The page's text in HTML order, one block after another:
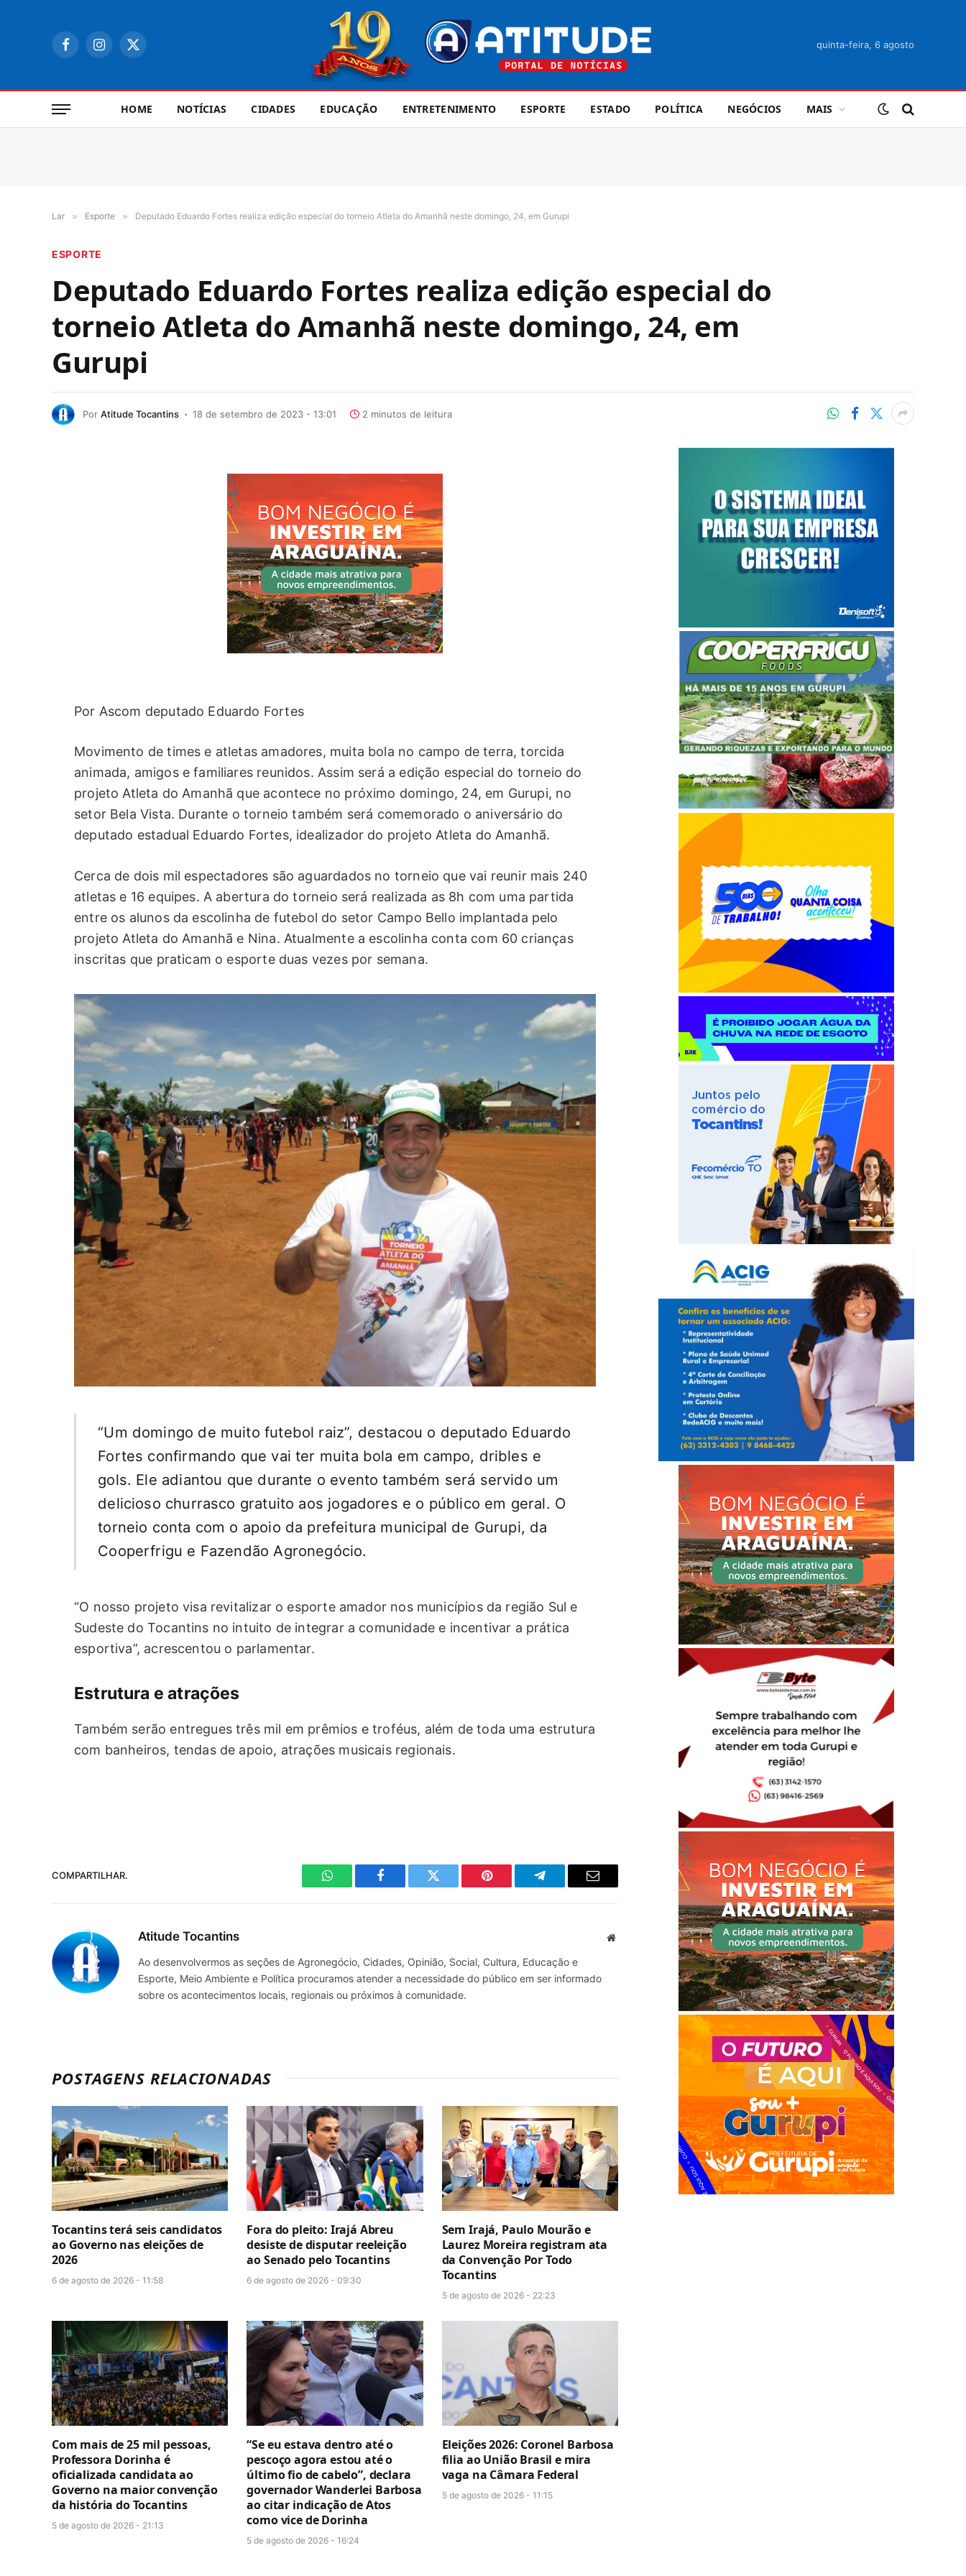
FacebookInstagram
X
quinta-feira, 6 agosto
HOME NOTÍCIAS CIDADES EDUCAÇÃO ENTRETENIMENTO ESPORTE ESTADO POLÍTICA NEGÓCIOS MAIS
Lar » Esporte » Deputado Eduardo Fortes realiza edição especial do torneio Atleta do Amanhã neste domingo, 24, em Gurupi
ESPORTE
Deputado Eduardo Fortes realiza edição especial do
torneio Atleta do Amanhã neste domingo, 24, em
Gurupi
Por Atitude Tocantins 18 de setembro de 2023 - 13:01 2 minutos de leitura
Por Ascom deputado Eduardo Fortes
Movimento de times e atletas amadores, muita bola no campo de terra, torcida
animada, amigos e familiares reunidos. Assim será a edição especial do torneio do
projeto Atleta do Amanhã que acontece no próximo domingo, 24, em Gurupi, no
setor Bela Vista. Durante o torneio também será comemorado o aniversário do
deputado estadual Eduardo Fortes, idealizador do projeto Atleta do Amanhã.
Cerca de dois mil espectadores são aguardados no torneio que vai reunir mais 240
atletas e 16 equipes. A abertura do torneio será realizada as 8h com uma partida
entre os alunos da escolinha de futebol do setor Campo Bello implantada pelo
projeto Atleta do Amanhã e Nina. Atualmente a escolinha conta com 60 crianças
inscritas que praticam o esporte duas vezes por semana.
“Um domingo de muito futebol raiz”, destacou o deputado Eduardo
Fortes confirmando que vai ter muita bola em campo, dribles e
gols. Ele adiantou que durante o evento também será servido um
delicioso churrasco gratuito aos jogadores e o público em geral. O
torneio conta com o apoio da prefeitura municipal de Gurupi, da
Cooperfrigu e Fazendão Agronegócio.
“O nosso projeto visa revitalizar o esporte amador nos municípios da região Sul e
Sudeste do Tocantins no intuito de integrar a comunidade e incentivar a prática
esportiva”, acrescentou o parlamentar.
Estrutura e atrações
Também serão entregues três mil em prêmios e troféus, além de toda uma estrutura
com banheiros, tendas de apoio, atrações musicais regionais.
COMPARTILHAR.
WhatsAppFacebook Twitter Pinterest TelegramaE-
Atitude Tocantins Site
Ao desenvolvermos as seções de Agronegócio, Cidades, Opinião, Social, Cultura, Educação e
Esporte, Meio Ambiente e Política procuramos atender a necessidade do público em ser informado
sobre os acontecimentos locais, regionais ou próximos à comunidade.
POSTAGENS RELACIONADAS
Tocantins terá seis candidatos
ao Governo nas eleições de
2026
6 de agosto de 2026 - 11:58
Fora do pleito: Irajá Abreu
desiste de disputar reeleição
ao Senado pelo Tocantins
6 de agosto de 2026 - 09:30
Sem Irajá, Paulo Mourão e
Laurez Moreira registram ata
da Convenção Por Todo
Tocantins
5 de agosto de 2026 - 22:23
Com mais de 25 mil pessoas,
Professora Dorinha é
oficializada candidata ao
Governo na maior convenção
da história do Tocantins
5 de agosto de 2026 - 21:13
“Se eu estava dentro até o
pescoço agora estou até o
último fio de cabelo”, declara
governador Wanderlei Barbosa
ao citar indicação de Atos
como vice de Dorinha
5 de agosto de 2026 - 16:24
Eleições 2026: Coronel Barbosa
filia ao União Brasil e mira
vaga na Câmara Federal
5 de agosto de 2026 - 11:15